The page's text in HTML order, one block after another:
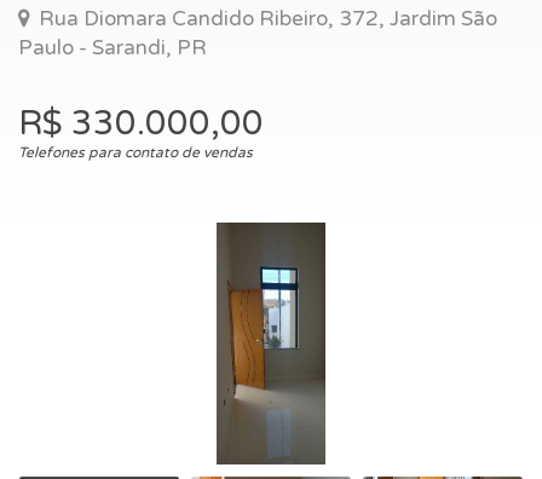
Rua Diomara Candido Ribeiro, 372, Jardim São
Paulo - Sarandi, PR
R$ 330.000,00
Telefones para contato de vendas